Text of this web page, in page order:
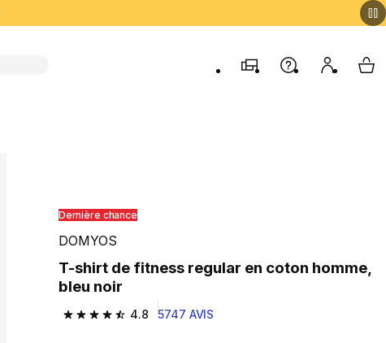
MagasinsAide Mon My
Dernière chance
DOMYOS
T-shirt de fitness regular en coton homme,
bleu noir
4.8
4.8 out of 5 stars from 5747 reviews
5747 AVIS